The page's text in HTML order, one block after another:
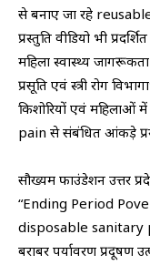
से बनाए जा रहे
प्रस्तुति वीडियो भी
महिला स्वास्थ्य
प्रसूति एवं स्त्री रोग
किशोरियों एवं
pain से संबंधित आंकड़े
सौख्यम फाउंडेशन उत्तर
“Ending Period
disposable sanitary
बराबर पर्यावरण प्रदूषण